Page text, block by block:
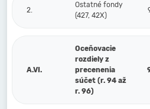
2.
Ostatné fondy
(427, 42X)
A.VI.
Oceňovacie
rozdiely z
precenenia
súčet (r. 94 až
r. 96)